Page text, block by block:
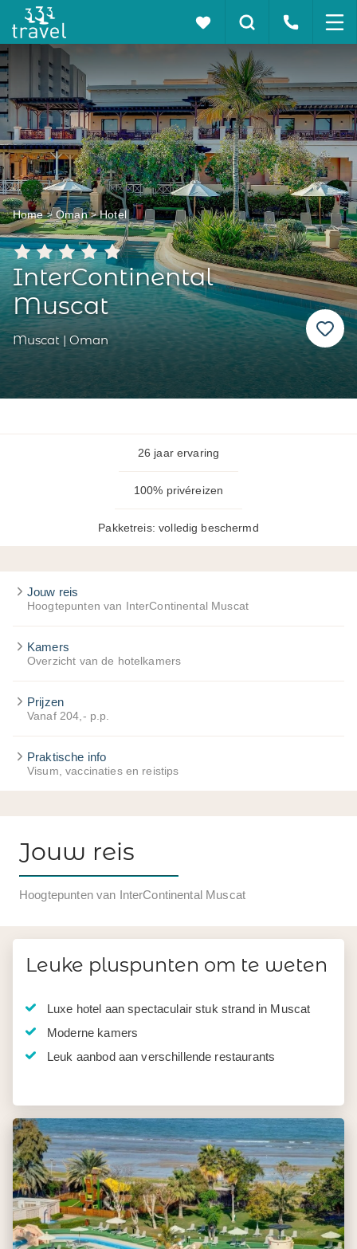
Home Oman Hotel
InterContinental
Muscat
Muscat | Oman
26 jaar ervaring
100% privéreizen
Pakketreis: volledig beschermd
Jouw reis
Hoogtepunten van InterContinental Muscat
Kamers
Overzicht van de hotelkamers
Prijzen
Vanaf 204,- p.p.
Praktische info
Visum, vaccinaties en reistips
Jouw reis
Hoogtepunten van InterContinental Muscat
Leuke pluspunten om te weten
Luxe hotel aan spectaculair stuk strand in Muscat
Moderne kamers
Leuk aanbod aan verschillende restaurants